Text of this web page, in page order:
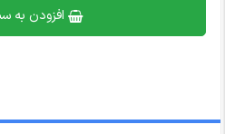
افزودن به سبد خرید